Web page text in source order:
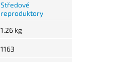
Středové
reproduktory
1.26 kg
1163